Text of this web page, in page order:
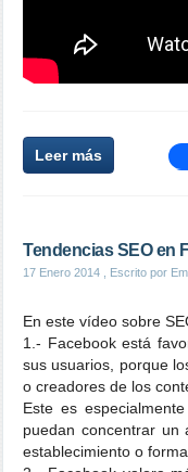
Leer más
Tendencias SEO en
17 Enero 2014 , Escrito por
En este vídeo sobre
1.- Facebook está
sus usuarios, porque
o creadores de los
Este es
puedan concentrar
establecimiento o